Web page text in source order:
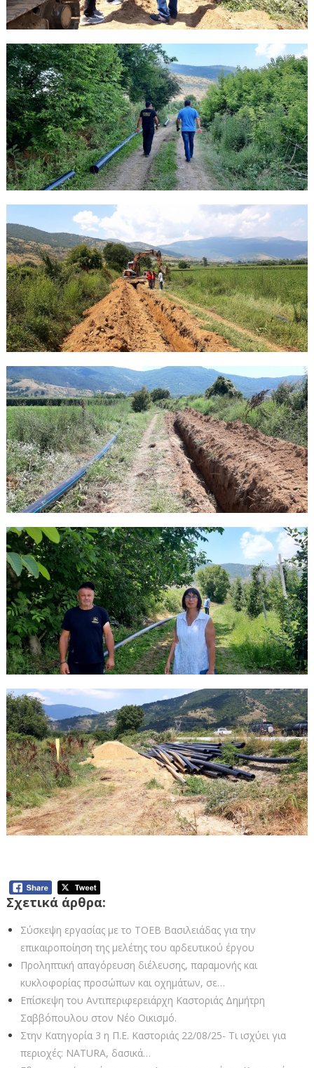
Σχετικά άρθρα:
Σύσκεψη εργασίας με το ΤΟΕΒ Βασιλειάδας για την
επικαιροποίηση της μελέτης του αρδευτικού έργου
Προληπτική απαγόρευση διέλευσης, παραμονής και
κυκλοφορίας προσώπων και οχημάτων, σε…
Επίσκεψη του Αντιπεριφερειάρχη Καστοριάς Δημήτρη
Σαββόπουλου στον Νέο Οικισμό.
Στην Κατηγορία 3 η Π.Ε. Καστοριάς 22/08/25- Τι ισχύει για
περιοχές: NATURA, δασικά…